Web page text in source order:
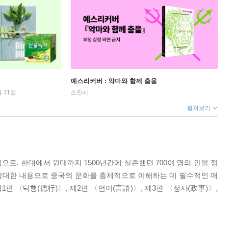
31일
예스리커버 : 악마와 함께 춤을
소진시
펼쳐보기
로, 한대에서 원대까지 1500년간에 실존했던 700여 명의 인물 정
한 내용으로 중국의 문화를 총체적으로 이해하는 데 필수적인 매
편 〈덕행(德行)〉, 제2편 〈언어(言語)〉, 제3편 〈정사(政事)〉,